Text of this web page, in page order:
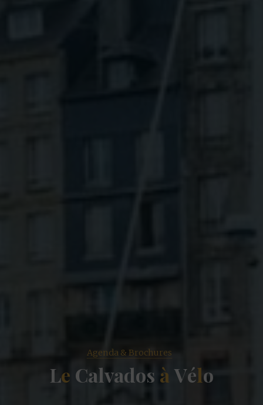
Agenda & Brochures
Le Calvados à Vélo